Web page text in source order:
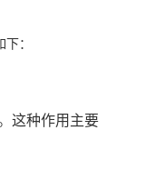
：
这种作用主要